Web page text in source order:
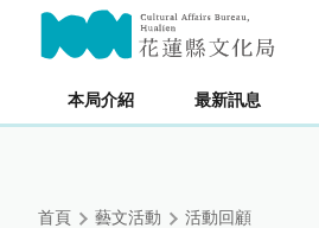
內
本局介紹 最新訊息
主要內容區塊
首頁 藝文活動 活動回顧